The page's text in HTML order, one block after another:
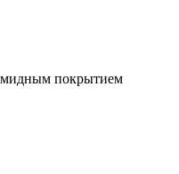
покрытием